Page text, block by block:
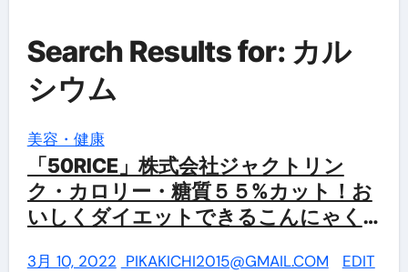
Search Results for: カル
シウム
美容・健康
「50RICE」株式会社ジャクトリン
ク・カロリー・糖質５５%カット！お
いしくダイエットできるこんにゃく
3月 10, 2022 PIKAKICHI2015@GMAIL.COM
EDIT